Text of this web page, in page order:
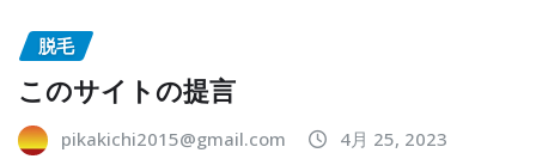
脱毛
このサイトの提言
pikakichi2015@gmail.com 4月 25, 2023